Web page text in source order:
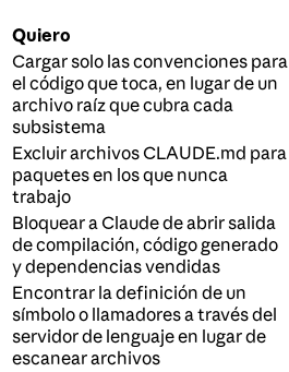
Quiero
Cargar solo las convenciones para
el código que toca, en lugar de un
archivo raíz que cubra cada
subsistema
Excluir archivos CLAUDE.md para
paquetes en los que nunca
trabajo
Bloquear a Claude de abrir salida
de compilación, código generado
y dependencias vendidas
Encontrar la definición de un
símbolo o llamadores a través del
servidor de lenguaje en lugar de
escanear archivos